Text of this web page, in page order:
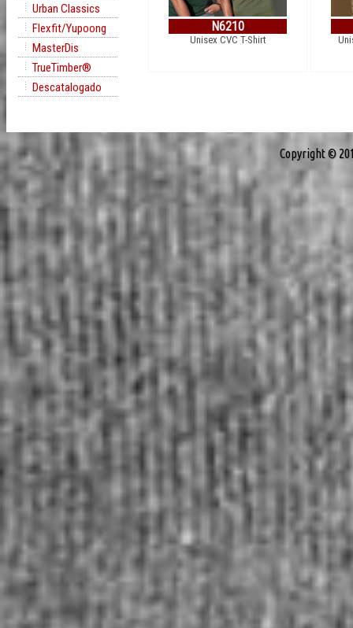
Urban Classics
Flexfit/Yupoong
MasterDis
TrueTimber®
Descatalogado
N6210
Unisex CVC T-Shirt
Copyright ©